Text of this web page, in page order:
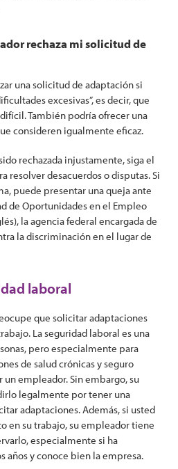
rechaza mi solicitud de
una solicitud de adaptación si
excesivas”, es decir, que
También podría ofrecer una
consideren igualmente eficaz.
rechazada injustamente, siga el
resolver desacuerdos o disputas. Si
puede presentar una queja ante
de Oportunidades en el Empleo
la agencia federal encargada de
la discriminación en el lugar de
laboral
que solicitar adaptaciones
La seguridad laboral es una
pero especialmente para
de salud crónicas y seguro
empleador. Sin embargo, su
legalmente por tener una
adaptaciones. Además, si usted
en su trabajo, su empleador tiene
especialmente si ha
años y conoce bien la empresa.